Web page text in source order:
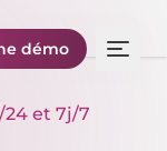
démo
et 7j/7